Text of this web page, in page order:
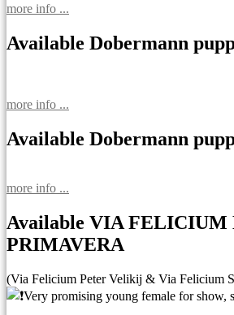
more info ...
Available Dobermann
more info ...
Available Dobermann
more info ...
Available VIA FELICIUM
PRIMAVERA
(Via Felicium Peter Velikij & Via Felicium
Very promising young female for show,